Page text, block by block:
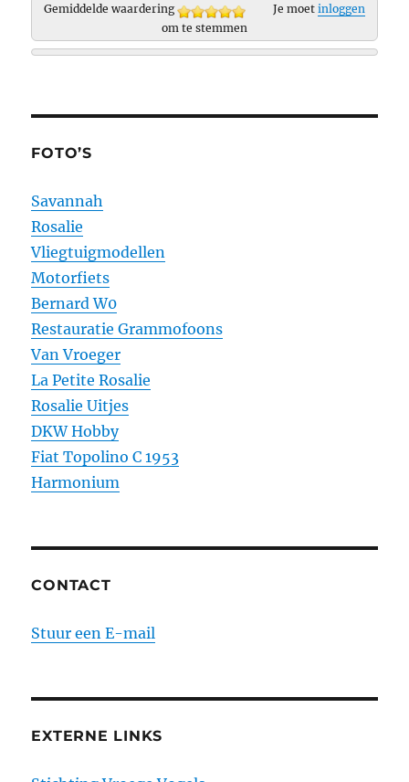
Gemiddelde waardering Je moet inloggen
om te stemmen
FOTO’S
Savannah
Rosalie
Vliegtuigmodellen
Motorfiets
Bernard W0
Restauratie Grammofoons
Van Vroeger
La Petite Rosalie
Rosalie Uitjes
DKW Hobby
Fiat Topolino C 1953
Harmonium
CONTACT
Stuur een E-mail
EXTERNE LINKS